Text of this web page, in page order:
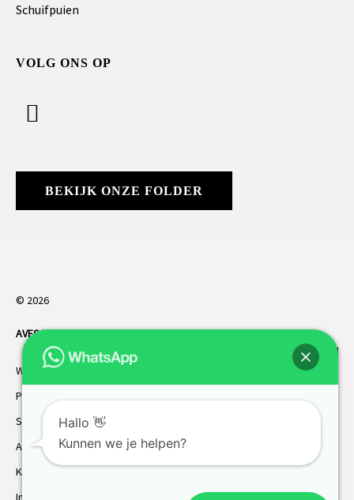
Schuifpuien
VOLG ONS OP
BEKIJK ONZE FOLDER
© 2026
AVES HORREN. Alle rechten voorbehouden.
Webdesign Vanoo Media
Privacybeleid
Sitemap
AVES garantie
Klantenservice
Inmeten
Hallo 👋
Kunnen we je helpen?